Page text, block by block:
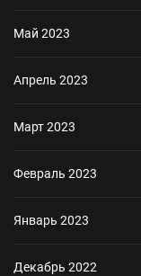
Май 2023
Апрель 2023
Март 2023
Февраль 2023
Январь 2023
Декабрь 2022